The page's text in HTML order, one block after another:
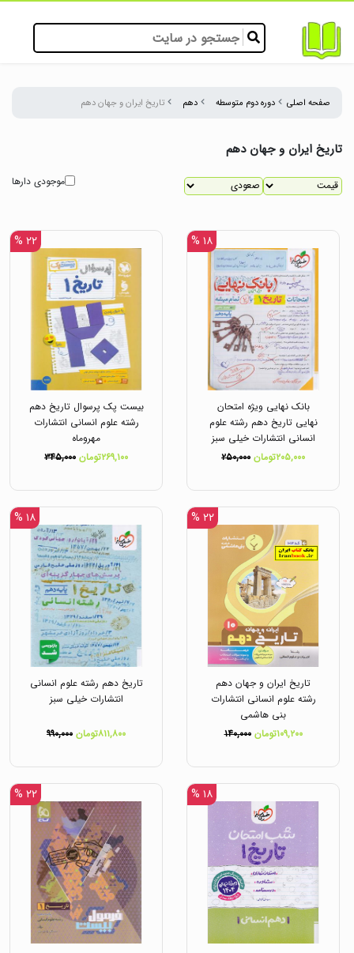
صفحه اصلی دوره دوم متوسطه دهم تاریخ ایران و جهان دهم
تاریخ ایران و جهان دهم
موجودی دارها
۱۸ %
بانک نهایی ویژه امتحان
نهایی تاریخ دهم رشته علوم
انسانی انتشارات خیلی سبز
۲۰۵,۰۰۰تومان
۲۵۰,۰۰۰
۲۲ %
بیست پک پرسوال تاریخ دهم
رشته علوم انسانی انتشارات
مهروماه
۲۶۹,۱۰۰تومان
۳۴۵,۰۰۰
۲۲ %
تاریخ ایران و جهان دهم
رشته علوم انسانی انتشارات
بنی هاشمی
۱۰۹,۲۰۰تومان
۱۴۰,۰۰۰
۱۸ %
تاریخ دهم رشته علوم انسانی
انتشارات خیلی سبز
۸۱۱,۸۰۰تومان ۹۹۰,۰۰۰
۱۸ % ۲۲ %